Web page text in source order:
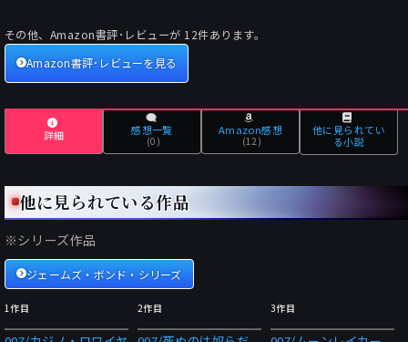
ハニーは驚く。ボンドは秘密基地の受付で「ジョン・ブライス」
と名乗るが、これは『死ぬのは奴らだ』でも使った偽名だ（もち
ろんアイヴァー・ブライスから採っている）。
換気ダクトのタランチュラや海中の巨大烏賊クラーケンと格闘し
ながら、ボンドは命からがら海岸にたどり着く。
埠頭に停泊中のベルギーのタンカー「ブランシェ号」にベルトコ
ンベアでグアノの粉末を積み込む作業を監督するノオを発見
人となったブランシェ・リンド・ブラックウェルから採ってい
る）。ベルトコンベアの先端部分を操るクレーンを乗っ取り、ノ
オの頭上で粉末をぶちまけて生き埋めにする。海岸に打ち込まれ
た杭に縛り付けられて黒蟹に喰われそうになったハニーも、何と
か生還する。
術を受けたハニーは、ジャマイカに戻るとプレイデル＝スミスの
後見でジャマイカの自然史博物館の学芸員となる。第１３作『黄
その他、Amazon書評･レビューが 12件あります。
Amazon書評･レビューを見る
詳細 感想一覧
(0)
Amazon感想
(12)
他に見られてい
る小説
他に見られている作品
※シリーズ作品
ジェームズ・ボンド・シリーズ
1作目 2作目 3作目